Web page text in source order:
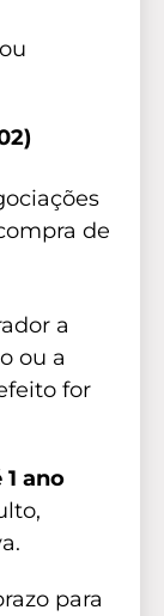
de
a
ou a
for
1 ano
para